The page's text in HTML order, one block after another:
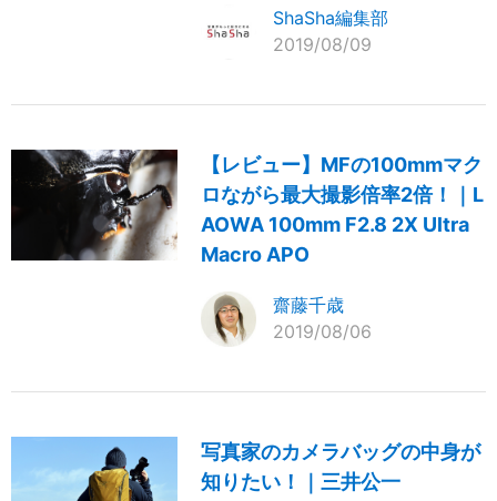
ShaSha編集部
2019/08/09
【レビュー】MFの100mmマク
ロながら最大撮影倍率2倍！｜L
AOWA 100mm F2.8 2X Ultra
Macro APO
齋藤千歳
2019/08/06
写真家のカメラバッグの中身が
知りたい！｜三井公一